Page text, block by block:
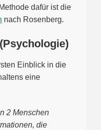
dafür ist die
nach Rosenberg.
Einblick in die
eine
2 Menschen
die